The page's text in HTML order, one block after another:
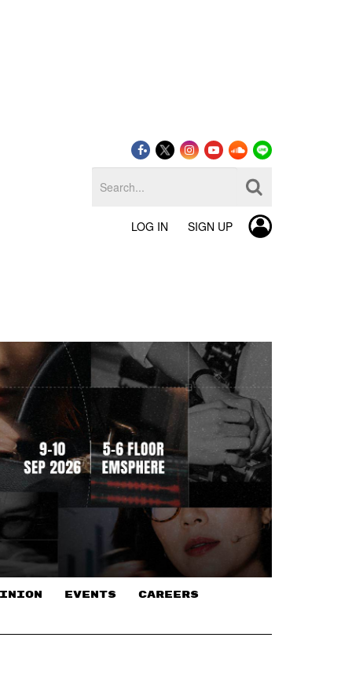
LOG IN SIGN UP
EVENTS CAREERS